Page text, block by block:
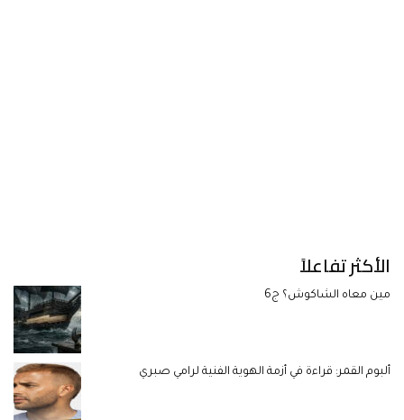
الأكثر تفاعلاً
مين معاه الشاكوش؟ ج6
ألبوم القمر: قراءة في أزمة الهوية الفنية لرامي صبري